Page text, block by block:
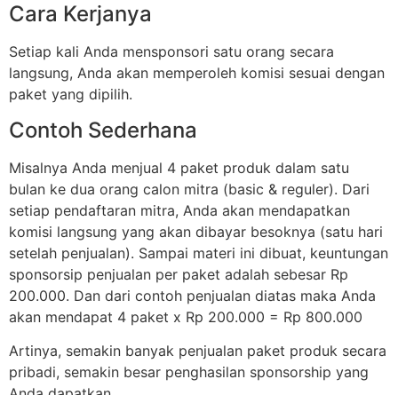
Cara Kerjanya
Setiap kali Anda mensponsori satu orang secara
langsung, Anda akan memperoleh komisi sesuai dengan
paket yang dipilih.
Contoh Sederhana
Misalnya Anda menjual 4 paket produk dalam satu
bulan ke dua orang calon mitra (basic & reguler). Dari
setiap pendaftaran mitra, Anda akan mendapatkan
komisi langsung yang akan dibayar besoknya (satu hari
setelah penjualan). Sampai materi ini dibuat, keuntungan
sponsorsip penjualan per paket adalah sebesar Rp
200.000. Dan dari contoh penjualan diatas maka Anda
akan mendapat 4 paket x Rp 200.000 = Rp 800.000
Artinya, semakin banyak penjualan paket produk secara
pribadi, semakin besar penghasilan sponsorship yang